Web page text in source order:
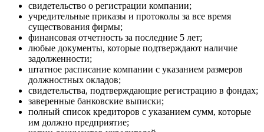
свидетельство о регистрации компании;
учредительные приказы и протоколы за все время
существования фирмы;
финансовая отчетность за последние 5 лет;
любые документы, которые подтверждают наличие
задолженности;
штатное расписание компании с указанием размеров
должностных окладов;
свидетельства, подтверждающие регистрацию в фондах;
заверенные банковские выписки;
полный список кредиторов с указанием сумм, которые
им должно предприятие;